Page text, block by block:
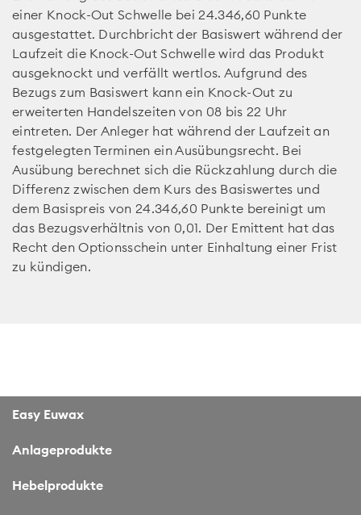
einer Knock-Out Schwelle bei 24.346,60 Punkte
ausgestattet. Durchbricht der Basiswert während der
Laufzeit die Knock-Out Schwelle wird das Produkt
ausgeknockt und verfällt wertlos. Aufgrund des
Bezugs zum Basiswert kann ein Knock-Out zu
erweiterten Handelszeiten von 08 bis 22 Uhr
eintreten. Der Anleger hat während der Laufzeit an
festgelegten Terminen ein Ausübungsrecht. Bei
Ausübung berechnet sich die Rückzahlung durch die
Differenz zwischen dem Kurs des Basiswertes und
dem Basispreis von 24.346,60 Punkte bereinigt um
das Bezugsverhältnis von 0,01. Der Emittent hat das
Recht den Optionsschein unter Einhaltung einer Frist
zu kündigen.
Easy Euwax
Anlageprodukte
Hebelprodukte